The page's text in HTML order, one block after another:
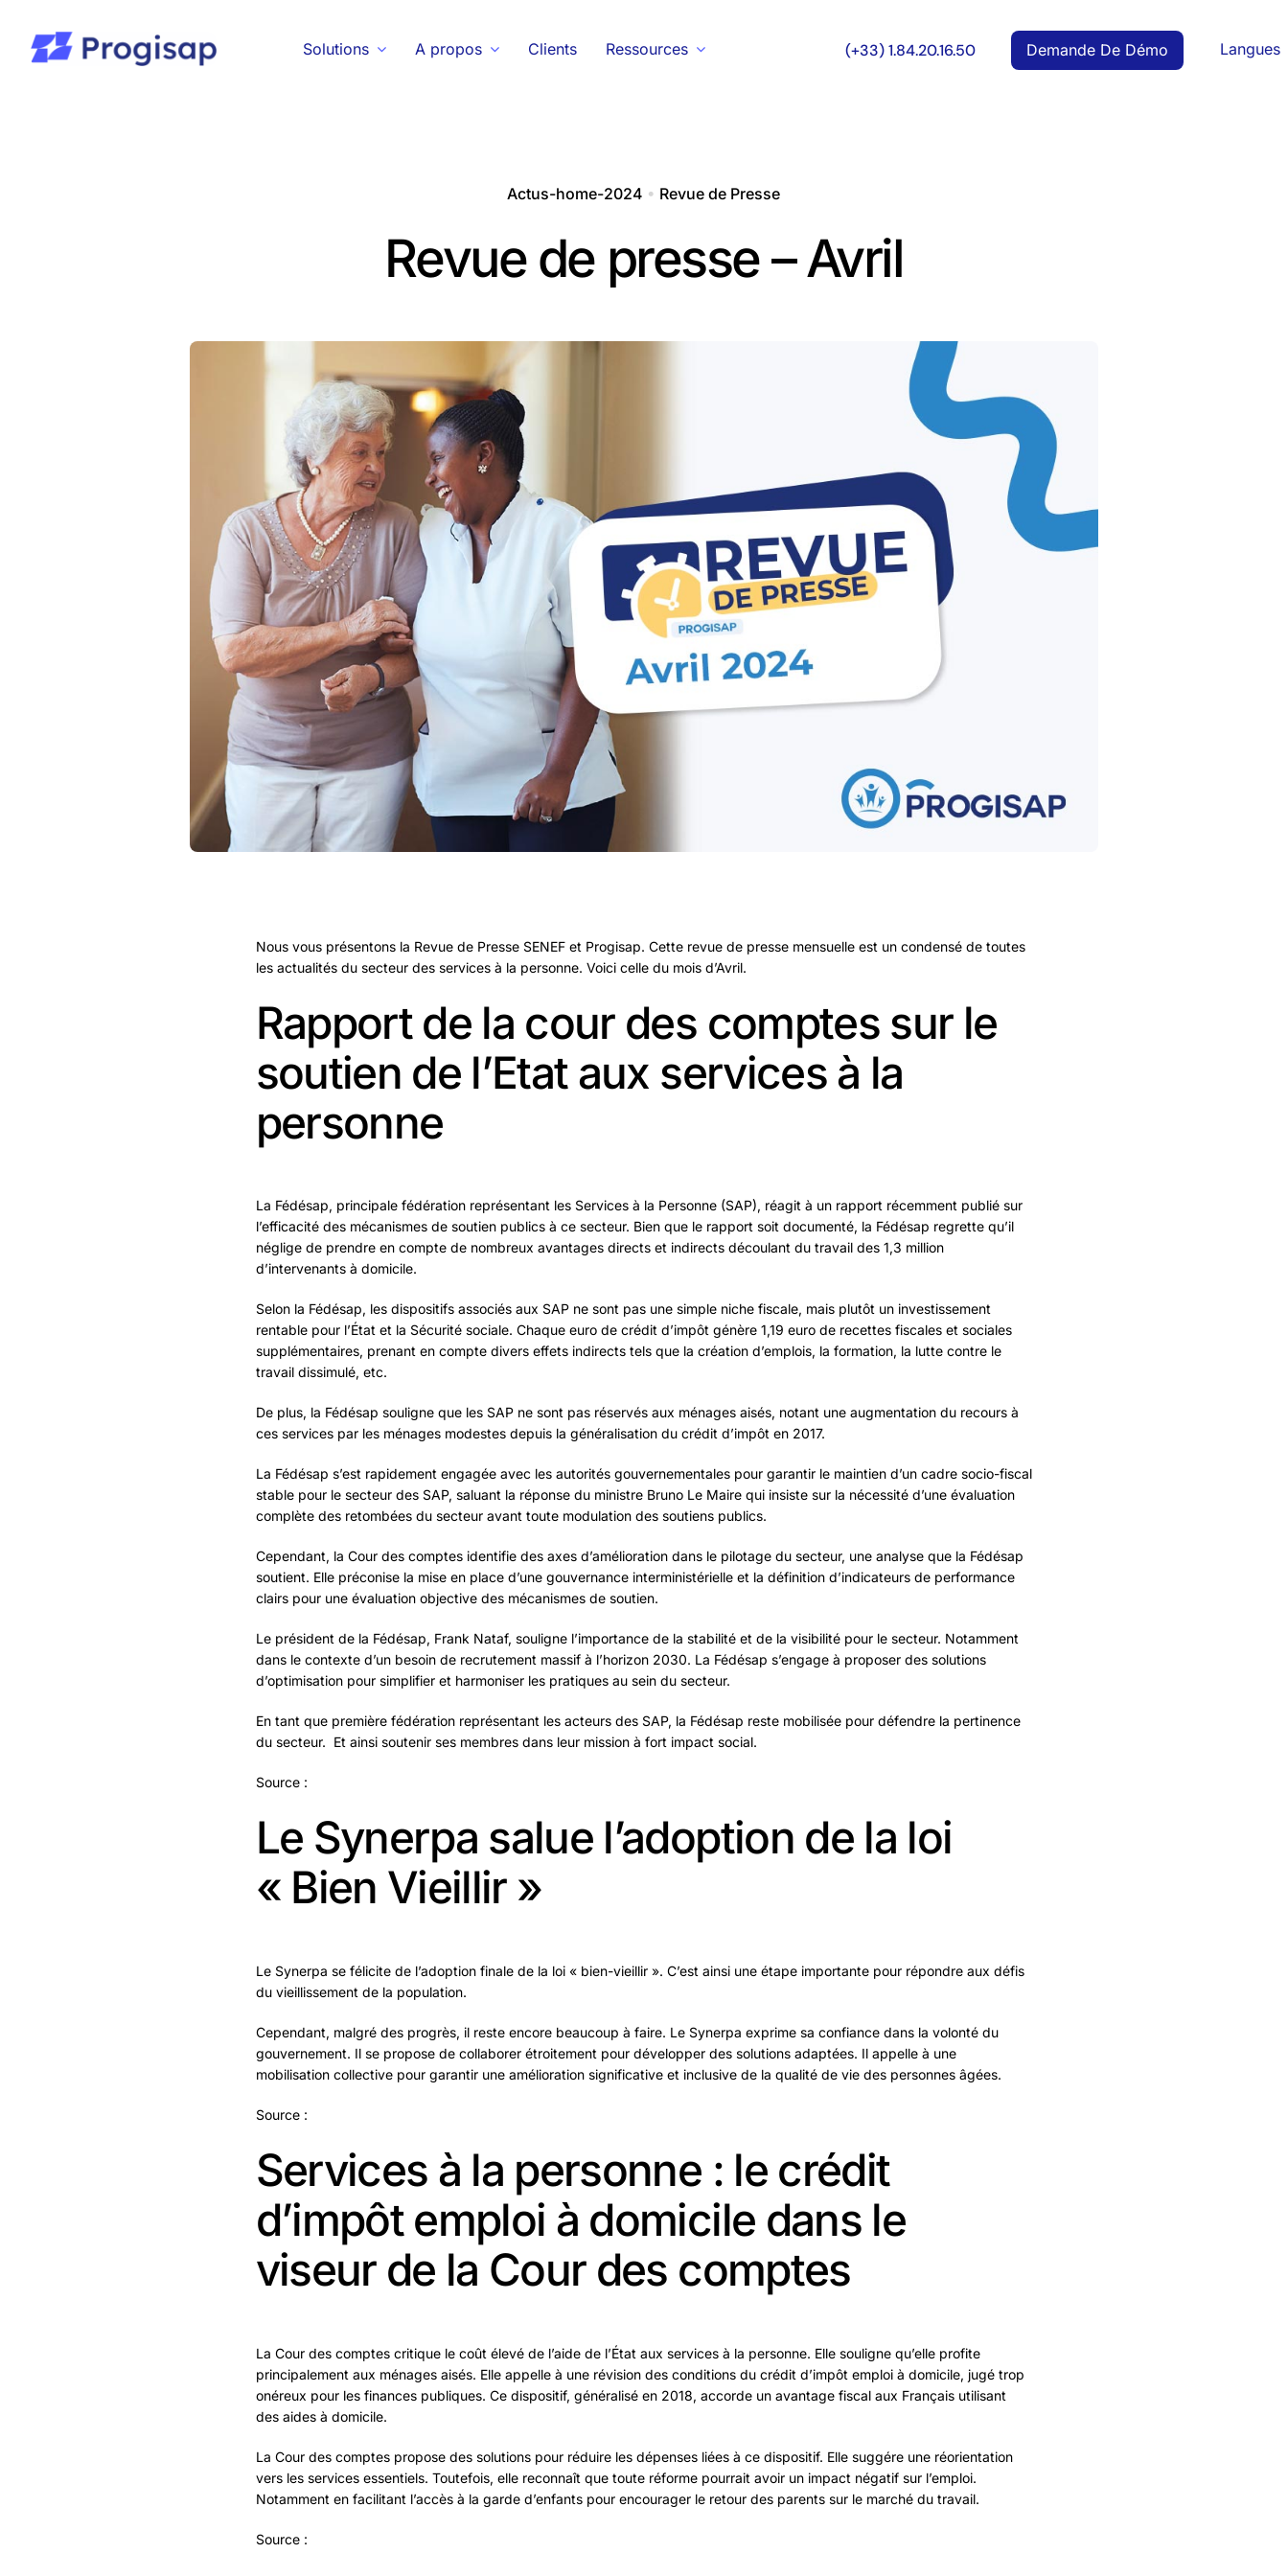
contenu
Solutions A propos Clients Ressources (+33) 1.84.20.16.50 Demande De Démo Langues
Actus-home-2024 • Revue de Presse
Revue de presse – Avril
Nous vous présentons la Revue de Presse SENEF et Progisap. Cette revue de presse mensuelle est un condensé de toutes
les actualités du secteur des services à la personne. Voici celle du mois d’Avril.
Rapport de la cour des comptes sur le
soutien de l’Etat aux services à la
personne
La Fédésap, principale fédération représentant les Services à la Personne (SAP), réagit à un rapport récemment publié sur
l’efficacité des mécanismes de soutien publics à ce secteur. Bien que le rapport soit documenté, la Fédésap regrette qu’il
néglige de prendre en compte de nombreux avantages directs et indirects découlant du travail des 1,3 million
d’intervenants à domicile.
Selon la Fédésap, les dispositifs associés aux SAP ne sont pas une simple niche fiscale, mais plutôt un investissement
rentable pour l’État et la Sécurité sociale. Chaque euro de crédit d’impôt génère 1,19 euro de recettes fiscales et sociales
supplémentaires, prenant en compte divers effets indirects tels que la création d’emplois, la formation, la lutte contre le
travail dissimulé, etc.
De plus, la Fédésap souligne que les SAP ne sont pas réservés aux ménages aisés, notant une augmentation du recours à
ces services par les ménages modestes depuis la généralisation du crédit d’impôt en 2017.
La Fédésap s’est rapidement engagée avec les autorités gouvernementales pour garantir le maintien d’un cadre socio-fiscal
stable pour le secteur des SAP, saluant la réponse du ministre Bruno Le Maire qui insiste sur la nécessité d’une évaluation
complète des retombées du secteur avant toute modulation des soutiens publics.
Cependant, la Cour des comptes identifie des axes d’amélioration dans le pilotage du secteur, une analyse que la Fédésap
soutient. Elle préconise la mise en place d’une gouvernance interministérielle et la définition d’indicateurs de performance
clairs pour une évaluation objective des mécanismes de soutien.
Le président de la Fédésap, Frank Nataf, souligne l’importance de la stabilité et de la visibilité pour le secteur. Notamment
dans le contexte d’un besoin de recrutement massif à l’horizon 2030. La Fédésap s’engage à proposer des solutions
d’optimisation pour simplifier et harmoniser les pratiques au sein du secteur.
En tant que première fédération représentant les acteurs des SAP, la Fédésap reste mobilisée pour défendre la pertinence
du secteur. Et ainsi soutenir ses membres dans leur mission à fort impact social.
Source :
Le Synerpa salue l’adoption de la loi
« Bien Vieillir »
Le Synerpa se félicite de l’adoption finale de la loi « bien-vieillir ». C’est ainsi une étape importante pour répondre aux défis
du vieillissement de la population.
Cependant, malgré des progrès, il reste encore beaucoup à faire. Le Synerpa exprime sa confiance dans la volonté du
gouvernement. Il se propose de collaborer étroitement pour développer des solutions adaptées. Il appelle à une
mobilisation collective pour garantir une amélioration significative et inclusive de la qualité de vie des personnes âgées.
Source :
Services à la personne : le crédit
d’impôt emploi à domicile dans le
viseur de la Cour des comptes
La Cour des comptes critique le coût élevé de l’aide de l’État aux services à la personne. Elle souligne qu’elle profite
principalement aux ménages aisés. Elle appelle à une révision des conditions du crédit d’impôt emploi à domicile, jugé trop
onéreux pour les finances publiques. Ce dispositif, généralisé en 2018, accorde un avantage fiscal aux Français utilisant
des aides à domicile.
La Cour des comptes propose des solutions pour réduire les dépenses liées à ce dispositif. Elle suggére une réorientation
vers les services essentiels. Toutefois, elle reconnaît que toute réforme pourrait avoir un impact négatif sur l’emploi.
Notamment en facilitant l’accès à la garde d’enfants pour encourager le retour des parents sur le marché du travail.
Source :